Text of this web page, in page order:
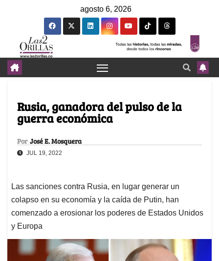
agosto 6, 2026
Rusia, ganadora del pulso de la
guerra económica
Por José E. Mosquera
JUL 19, 2022
Las sanciones contra Rusia, en lugar generar un
colapso en su economía y la caída de Putin, han
comenzado a erosionar los poderes de Estados Unidos
y Europa